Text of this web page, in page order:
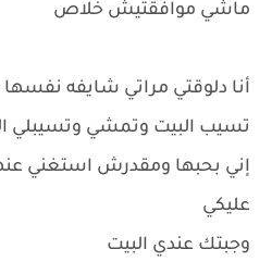
ماشي موافقتيش خلاص
أنا دلوقتي مراتي شايفه
تسيب البيت وتمشي وتسيبلي
إني بحبها ومقدرش استغني
عليكي
وجبتك عندي البيت